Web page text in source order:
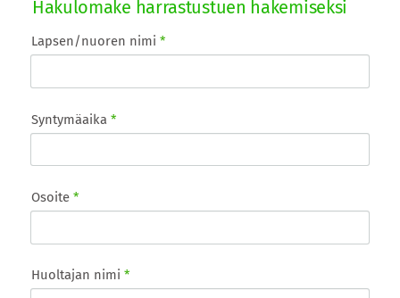
Hakulomake harrastustuen hakemiseksi
Lapsen/nuoren nimi *
Syntymäaika *
Osoite *
Huoltajan nimi *